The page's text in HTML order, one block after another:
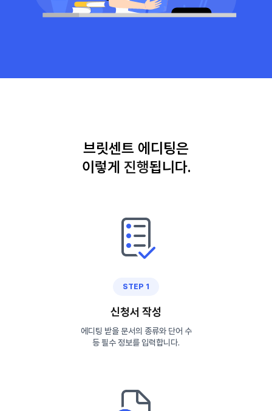
브릿센트 에디팅은
이렇게 진행됩니다.
STEP 1
신청서 작성
에디팅 받을 문서의 종류와 단어 수
등 필수 정보를 입력합니다.